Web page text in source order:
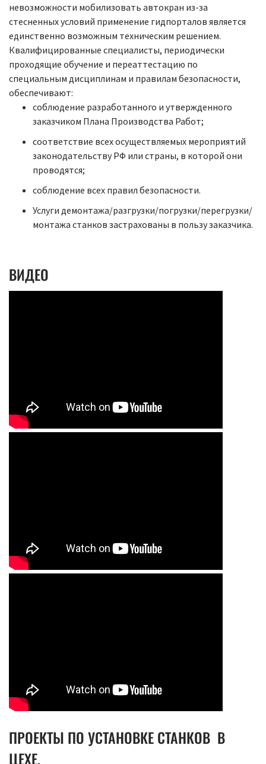
невозможности мобилизовать автокран из-за
стесненных условий применение гидпорталов является
единственно возможным техническим решением.
Квалифицированные специалисты, периодически
проходящие обучение и переаттестацию по
специальным дисциплинам и правилам безопасности,
обеспечивают:
соблюдение разработанного и утвержденного
заказчиком Плана Производства Работ;
соответствие всех осуществляемых мероприятий
законодательству РФ или страны, в которой они
проводятся;
соблюдение всех правил безопасности.
Услуги демонтажа/разгрузки/погрузки/перегрузки/
монтажа станков застрахованы в пользу заказчика.
ВИДЕО
ПРОЕКТЫ ПО УСТАНОВКЕ СТАНКОВ В
ЦЕХЕ,